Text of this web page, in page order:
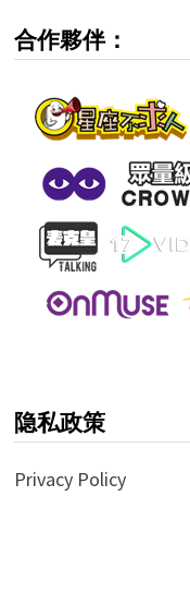
合作夥伴：
隐私政策
Privacy Policy